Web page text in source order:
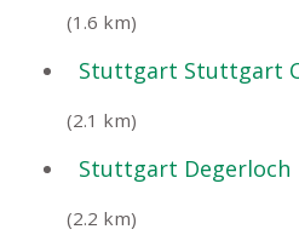
(1.6 km)
Stuttgart Stuttgart
(2.1 km)
Stuttgart Degerloch
(2.2 km)